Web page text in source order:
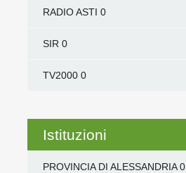
RADIO ASTI 0
SIR 0
TV20000
Istituzioni
PROVINCIA DI ALESSANDRIA0